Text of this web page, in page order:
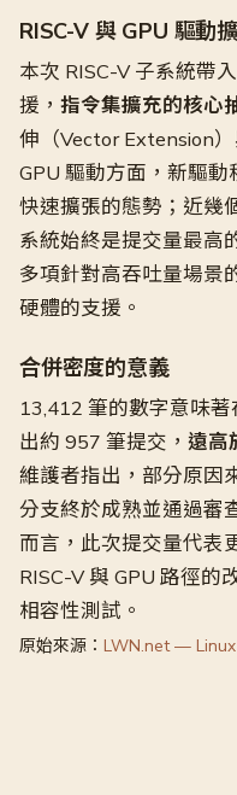
RISC-V 與 GPU 驅動
本次 RISC-V 子系統帶
援， 指令集擴充的核心
伸（Vector Extension
GPU 驅動方面，新驅
快速擴張的態勢；近幾
系統始終是提交量最高
多項針對高吞吐量場景
硬體的支援。
合併密度的意義
13,412 筆的數字意味
出約 957 筆提交， 遠高
維護者指出，部分原因
分支終於成熟並通過審
而言，此次提交量代
RISC-V 與 GPU 路徑的
相容性測試。
原始來源： LWN.net —